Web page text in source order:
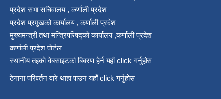
प्रदेश सभा सचिवालय , कर्णाली प्रदेश
प्रदेश प्रमुखको कार्यालय , कर्णाली प्रदेश
मुख्यमन्त्री तथा मन्त्रिपरिषद्को कार्यालय ,कर्णाली प्रदेश
कर्णाली प्रदेश पोर्टल
स्थानीय तहको वेबसाइटको बिबरण हेर्न यहाँ click गर्नुहोस
ठेगाना परिवर्तन वारे थाहा पाउन यहाँ click गर्नुहोस